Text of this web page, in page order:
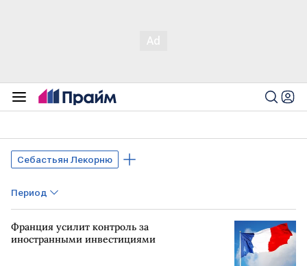
Себастьян Лекорню
Период
Франция усилит контроль за
иностранными инвестициями